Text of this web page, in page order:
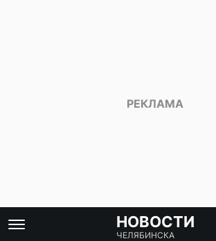
НОВОСТИ
ЧЕЛЯБИНСКА